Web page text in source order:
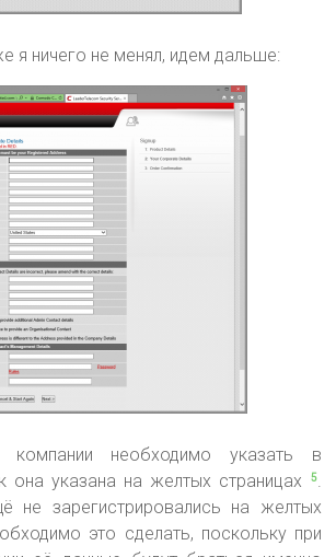
я ничего не менял, идем дальше:
необходимо указать в
она указана на желтых страницах
5.
не зарегистрировались на желтых
это сделать, поскольку при